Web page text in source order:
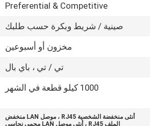
Preferential & Competitive
صينية / شريط وبكرة حسب طلبك
مخزون أو أسبوعين
تي / تي ، باي بال
1000 كيلو قطعة في الشهر
أنثى منخفضة الشخصية RJ45 ، موصل LAN منخفض
الملف RJ45 ، أنثى موصل LAN محمي نحاسي